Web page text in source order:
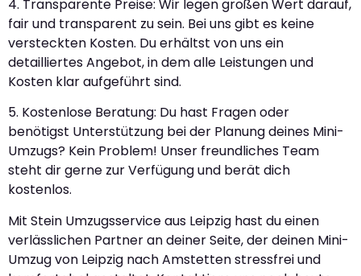
4. Transparente Preise: Wir legen großen Wert darauf,
fair und transparent zu sein. Bei uns gibt es keine
versteckten Kosten. Du erhältst von uns ein
detailliertes Angebot, in dem alle Leistungen und
Kosten klar aufgeführt sind.
5. Kostenlose Beratung: Du hast Fragen oder
benötigst Unterstützung bei der Planung deines Mini-
Umzugs? Kein Problem! Unser freundliches Team
steht dir gerne zur Verfügung und berät dich
kostenlos.
Mit Stein Umzugsservice aus Leipzig hast du einen
verlässlichen Partner an deiner Seite, der deinen Mini-
Umzug von Leipzig nach Amstetten stressfrei und